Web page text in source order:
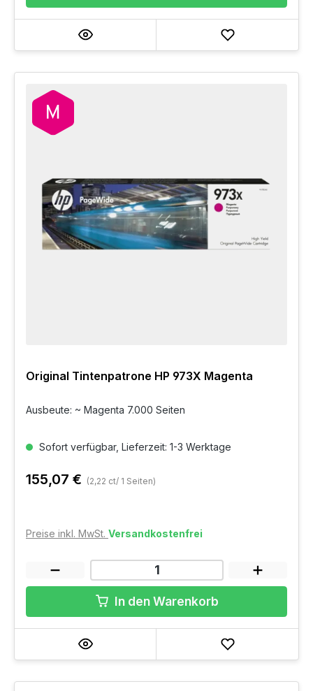
Original Tintenpatrone HP 973X Magenta
Ausbeute: ~ Magenta 7.000 Seiten
Sofort verfügbar, Lieferzeit: 1-3 Werktage
155,07 € (2,22 ct/ 1 Seiten)
Preise inkl. MwSt. Versandkostenfrei
In den Warenkorb